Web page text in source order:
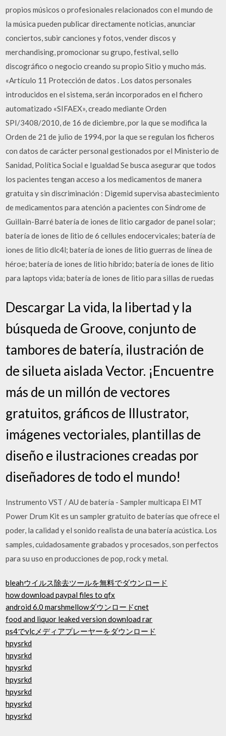
propios músicos o profesionales relacionados con el mundo de
la música pueden publicar directamente noticias, anunciar
conciertos, subir canciones y fotos, vender discos y
merchandising, promocionar su grupo, festival, sello
discográfico o negocio creando su propio Sitio y mucho más.
«Artículo 11 Protección de datos . Los datos personales
introducidos en el sistema, serán incorporados en el fichero
automatizado «SIFAEX», creado mediante Orden
SPI/3408/2010, de 16 de diciembre, por la que se modifica la
Orden de 21 de julio de 1994, por la que se regulan los ficheros
con datos de carácter personal gestionados por el Ministerio de
Sanidad, Política Social e Igualdad Se busca asegurar que todos
los pacientes tengan acceso a los medicamentos de manera
gratuita y sin discriminación : Digemid supervisa abastecimiento
de medicamentos para atención a pacientes con Síndrome de
Guillain-Barré batería de iones de litio cargador de panel solar;
batería de iones de litio de 6 cellules endocervicales; batería de
iones de litio dlc4l; batería de iones de litio guerras de línea de
héroe; batería de iones de litio híbrido; batería de iones de litio
para laptops vida; batería de iones de litio para sillas de ruedas
Descargar La vida, la libertad y la
búsqueda de Groove, conjunto de
tambores de batería, ilustración de
de silueta aislada Vector. ¡Encuentre
más de un millón de vectores
gratuitos, gráficos de Illustrator,
imágenes vectoriales, plantillas de
diseño e ilustraciones creadas por
diseñadores de todo el mundo!
Instrumento VST / AU de batería - Sampler multicapa El MT
Power Drum Kit es un sampler gratuito de baterías que ofrece el
poder, la calidad y el sonido realista de una batería acústica. Los
samples, cuidadosamente grabados y procesados, son perfectos
para su uso en producciones de pop, rock y metal.
bleahウイルス除去ツールを無料でダウンロード
how download paypal files to qfx
android 6.0 marshmellowダウンロードcnet
food and liquor leaked version download rar
ps4でvlcメディアプレーヤーをダウンロード
hpysrkd
hpysrkd
hpysrkd
hpysrkd
hpysrkd
hpysrkd
hpysrkd